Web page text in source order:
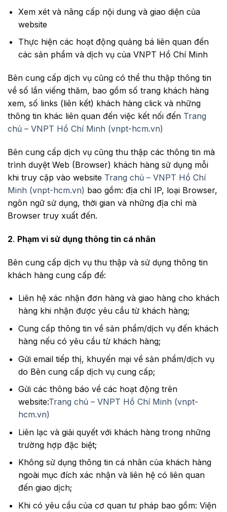
Xem xét và nâng cấp nội dung và giao diện của
website
Thực hiện các hoạt động quảng bá liên quan đến
các sản phẩm và dịch vụ của VNPT Hồ Chí Minh
Bên cung cấp dịch vụ cũng có thể thu thập thông tin
về số lần viếng thăm, bao gồm số trang khách hàng
xem, số links (liên kết) khách hàng click và những
thông tin khác liên quan đến việc kết nối đến Trang
chủ – VNPT Hồ Chí Minh (vnpt-hcm.vn)
Bên cung cấp dịch vụ cũng thu thập các thông tin mà
trình duyệt Web (Browser) khách hàng sử dụng mỗi
khi truy cập vào website Trang chủ – VNPT Hồ Chí
Minh (vnpt-hcm.vn) bao gồm: địa chỉ IP, loại Browser,
ngôn ngữ sử dụng, thời gian và những địa chỉ mà
Browser truy xuất đến.
2. Phạm vi sử dụng thông tin cá nhân
Bên cung cấp dịch vụ thu thập và sử dụng thông tin
khách hàng cung cấp để:
Liên hệ xác nhận đơn hàng và giao hàng cho khách
hàng khi nhận được yêu cầu từ khách hàng;
Cung cấp thông tin về sản phẩm/dịch vụ đến khách
hàng nếu có yêu cầu từ khách hàng;
Gửi email tiếp thị, khuyến mại về sản phẩm/dịch vụ
do Bên cung cấp dịch vụ cung cấp;
Gửi các thông báo về các hoạt động trên
website:Trang chủ – VNPT Hồ Chí Minh (vnpt-
hcm.vn)
Liên lạc và giải quyết với khách hàng trong những
trường hợp đặc biệt;
Không sử dụng thông tin cá nhân của khách hàng
ngoài mục đích xác nhận và liên hệ có liên quan
đến giao dịch;
Khi có yêu cầu của cơ quan tư pháp bao gồm: Viện